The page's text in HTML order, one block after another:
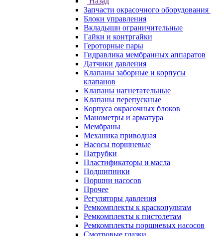
Запчасти окрасочного оборудования
Блоки управления
Вкладыши ограничительные
Гайки и контргайки
Героторные пары
Гидравлика мембранных аппаратов
Датчики давления
Клапаны заборные и корпусы
клапанов
Клапаны нагнетательные
Клапаны перепускные
Корпуса окрасочных блоков
Манометры и арматура
Мембраны
Механика приводная
Насосы поршневые
Патрубки
Пластификаторы и масла
Подшипники
Поршни насосов
Прочее
Регуляторы давления
Ремкомплекты к краскопультам
Ремкомплекты к пистолетам
Ремкомплекты поршневых насосов
Смотровые глазки